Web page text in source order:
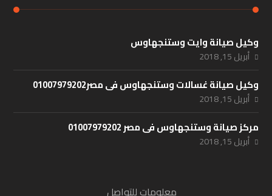
وكيل صيانة وايت وستنجهاوس
أبريل 15, 2018
وكيل صيانة غسالات وستنجهاوس فى مصر01007979202
أبريل 15, 2018
مركز صيانة وستنجهاوس فى مصر 01007979202
أبريل 15, 2018
معلومات للتواصل